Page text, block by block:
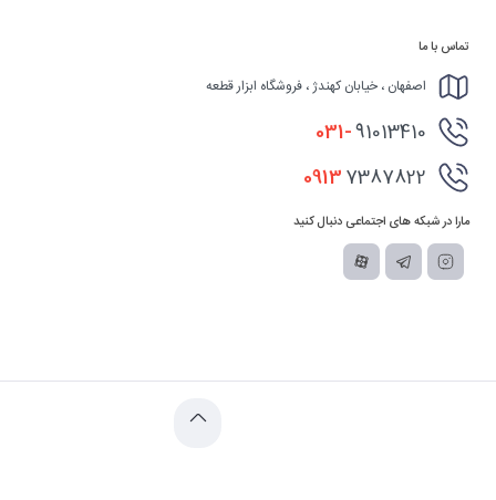
تماس با ما
اصفهان ، خیابان کهندژ ، فروشگاه ابزار قطعه
031-91013410
09137387822
مارا در شبکه های اجتماعی دنبال کنید